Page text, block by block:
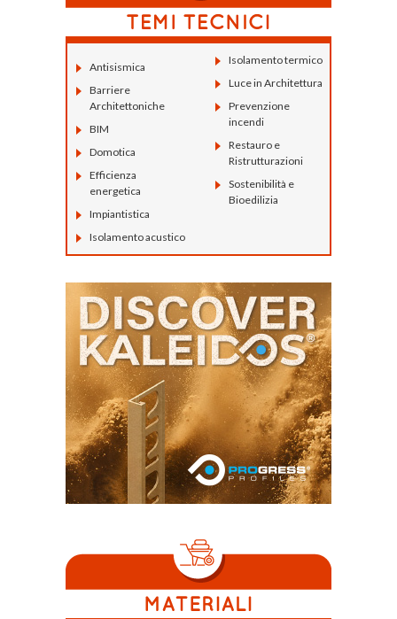
Antisismica
Barriere
Architettoniche
BIM
Domotica
Efficienza
energetica
Impiantistica
Isolamento acustico
Isolamento termico
Luce in Architettura
Prevenzione
incendi
Restauro e
Ristrutturazioni
Sostenibilità e
Bioedilizia